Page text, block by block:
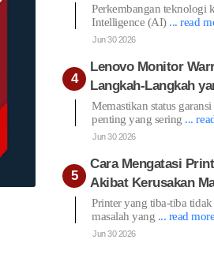
Perkembangan teknologi
Intelligence (AI) ... read
Jun 30 2026
Lenovo Monitor
Langkah-Langkah
Memastikan status
penting yang sering ...
Jun 30 2026
Cara Mengatasi
Akibat Kerusakan
Printer yang tiba-tiba
masalah yang ... read more
Jun 30 2026